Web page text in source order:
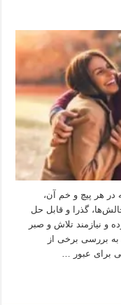
هر پیچ و خم آن،
گذرا و قابل حل
و نیازمند تلاش و صبر
به بررسی برخی از
برای عبور …